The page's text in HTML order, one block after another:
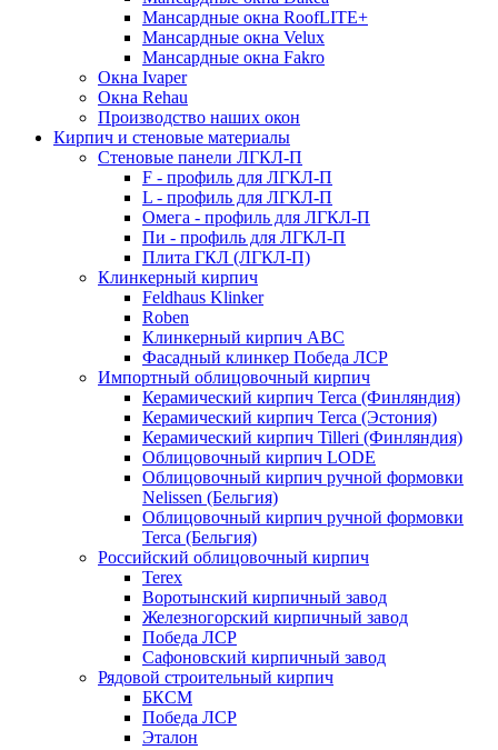
Мансардные окна RoofLITE+
Мансардные окна Velux
Мансардные окна Fakro
Окна Ivaper
Окна Rehau
Производство наших окон
Кирпич и стеновые материалы
Стеновые панели ЛГКЛ-П
F - профиль для ЛГКЛ-П
L - профиль для ЛГКЛ-П
Омега - профиль для ЛГКЛ-П
Пи - профиль для ЛГКЛ-П
Плита ГКЛ (ЛГКЛ-П)
Клинкерный кирпич
Feldhaus Klinker
Roben
Клинкерный кирпич ABC
Фасадный клинкер Победа ЛСР
Импортный облицовочный кирпич
Керамический кирпич Terca (Финляндия)
Керамический кирпич Terca (Эстония)
Керамический кирпич Tilleri (Финляндия)
Облицовочный кирпич LODE
Облицовочный кирпич ручной формовки
Nelissen (Бельгия)
Облицовочный кирпич ручной формовки
Terca (Бельгия)
Российский облицовочный кирпич
Terex
Воротынский кирпичный завод
Железногорский кирпичный завод
Победа ЛСР
Сафоновский кирпичный завод
Рядовой строительный кирпич
БКСМ
Победа ЛСР
Эталон